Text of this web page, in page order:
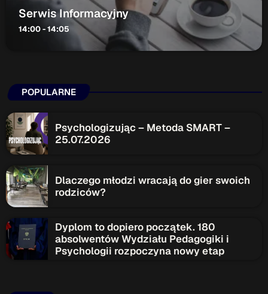
Serwis Informacyjny
14:00 - 14:05
POPULARNE
Psychologizując – Metoda SMART –
25.07.2026
Dlaczego młodzi wracają do gier swoich
rodziców?
Dyplom to dopiero początek. 180
absolwentów Wydziału Pedagogiki i
Psychologii rozpoczyna nowy etap